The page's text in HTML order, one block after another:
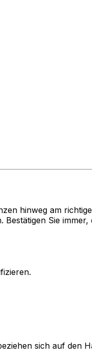
hinweg am
Sie
sich auf den